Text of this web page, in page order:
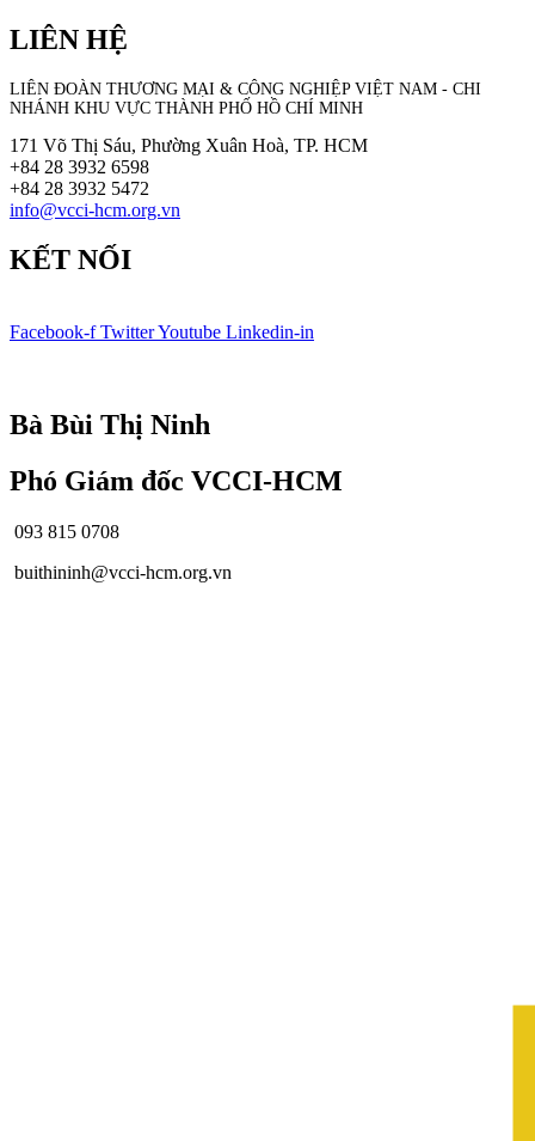
LIÊN HỆ
LIÊN ĐOÀN THƯƠNG MẠI & CÔNG NGHIỆPVIỆT NAM - CHI
NHÁNH KHU VỰC THÀNH PHỐ HỒ CHÍ MINH
171 Võ Thị Sáu, Phường Xuân Hoà, TP. HCM
+84 28 3932 6598
+84 28 3932 5472
info@vcci-hcm.org.vn
KẾT NỐI
Facebook-f TwitterYoutube Linkedin-in
Bà Bùi Thị Ninh
Phó Giám đốc VCCI-HCM
093 815 0708
buithininh@vcci-hcm.org.vn